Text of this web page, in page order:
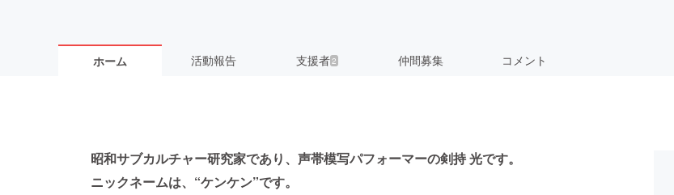
ホーム 活動報告 支援者2 仲間募集 コメント
昭和サブカルチャー研究家であり、声帯模写パフォーマーの剣持 光です。
ニックネームは、“ケンケン”です。